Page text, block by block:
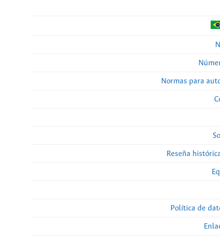
Normas para
Reseña
Política de